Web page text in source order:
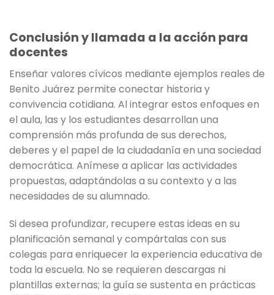
Conclusión y llamada a la acción para
docentes
Enseñar valores cívicos mediante ejemplos reales de
Benito Juárez permite conectar historia y
convivencia cotidiana. Al integrar estos enfoques en
el aula, las y los estudiantes desarrollan una
comprensión más profunda de sus derechos,
deberes y el papel de la ciudadanía en una sociedad
democrática. Anímese a aplicar las actividades
propuestas, adaptándolas a su contexto y a las
necesidades de su alumnado.
Si desea profundizar, recupere estas ideas en su
planificación semanal y compártalas con sus
colegas para enriquecer la experiencia educativa de
toda la escuela. No se requieren descargas ni
plantillas externas; la guía se sustenta en prácticas